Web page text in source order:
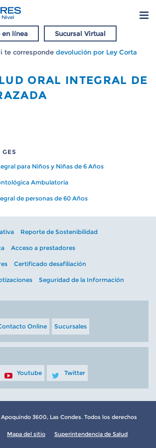
en línea Sucursal Virtual
te corresponde devolución por Ley Corta
ORAL INTEGRAL DE
para Niños y Niñas de 6 Años
Ambulatoria
de personas de 60 Años
Reporte de Sostenibilidad
Acceso a prestadores
Certificado desafiliación
Seguridad de la Información
Online Sucursales
Youtube Twitter
Apoquindo 3600, Las Condes. Todos los derechos
Mapa del sitio Superintendencia de Salud